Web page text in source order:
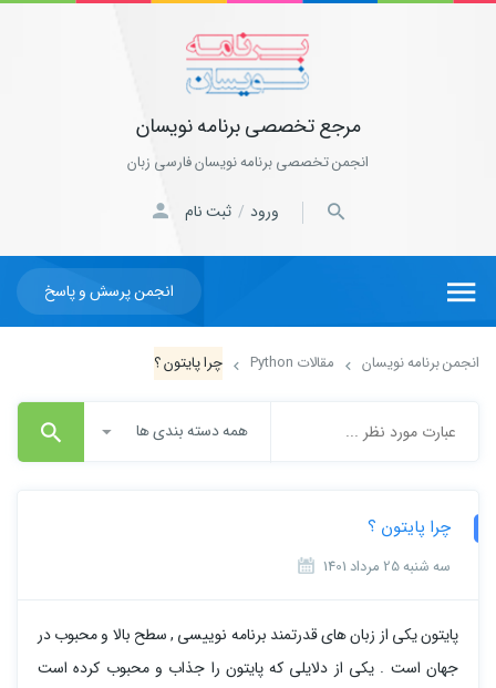
مرجع تخصصی برنامه نویسان
انجمن تخصصی برنامه نویسان فارسی زبان
ورود / ثبت نام
انجمن پرسش و پاسخ
انجمن برنامه نویسان مقالات Python چرا پایتون ؟
همه دسته بندی ها
چرا پایتون ؟
سه شنبه 25 مرداد 1401
پایتون یکی از زبان های قدرتمند برنامه نوییسی , سطح بالا و محبوب در
جهان است . یکی از دلایلی که پایتون را جذاب و محبوب کرده است